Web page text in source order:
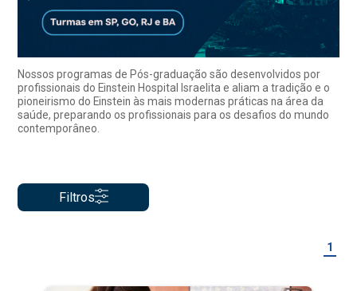
Nossos programas de Pós-graduação são desenvolvidos por
profissionais do Einstein Hospital Israelita e aliam a tradição e o
pioneirismo do Einstein às mais modernas práticas na área da
saúde, preparando os profissionais para os desafios do mundo
contemporâneo.
Filtros
1